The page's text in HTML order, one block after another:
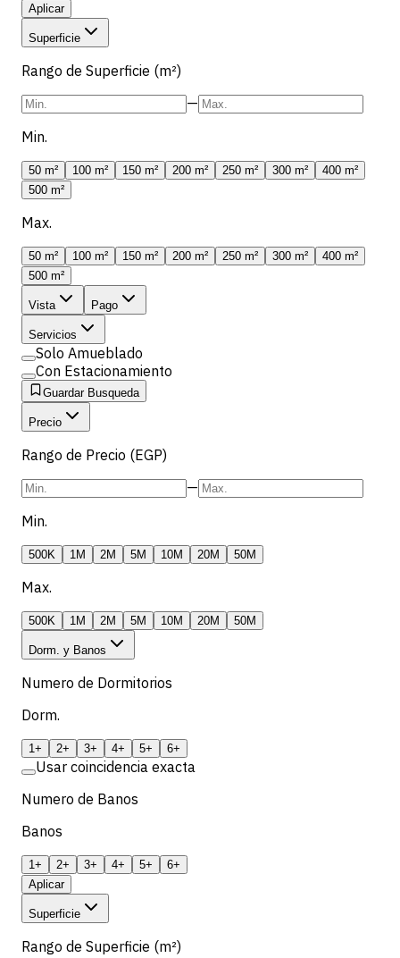
Aplicar
Superficie
Rango de Superficie (m²)
—
Min.
50 m² 100 m² 150 m² 200 m² 250 m² 300 m²
400 m²
500 m²
Max.
50 m² 100 m² 150 m² 200 m² 250 m² 300 m²
400 m²
500 m²
Vista Pago
Servicios
Solo Amueblado
Con Estacionamiento
Guardar Busqueda
Precio
Rango de Precio (EGP)
—
Min.
500K 1M 2M 5M 10M 20M 50M
Max.
500K 1M 2M 5M 10M 20M 50M
Dorm. y Banos
Numero de Dormitorios
Dorm.
1+ 2+ 3+ 4+ 5+ 6+
Usar coincidencia exacta
Numero de Banos
Banos
1+ 2+ 3+ 4+ 5+
6+
Aplicar
Superficie
Rango de Superficie (m²)